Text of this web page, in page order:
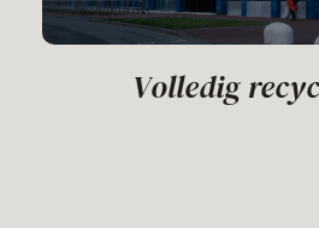
Volledig